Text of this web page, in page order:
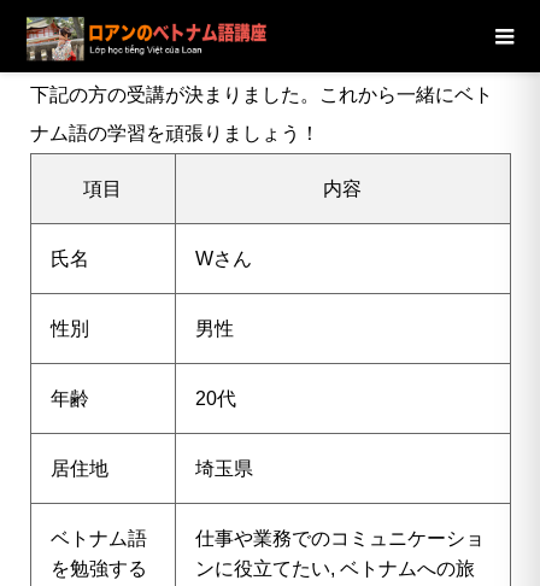
ブログ
しました
下記の方の受講が決まりました。これから一緒にベト
ナム語の学習を頑張りましょう！
項目 内容
氏名 Wさん
性別 男性
年齢 20代
居住地 埼玉県
ベトナム語
を勉強する
仕事や業務でのコミュニケーショ
ンに役立てたい, ベトナムへの旅